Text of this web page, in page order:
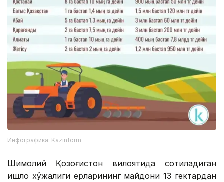
Инфографика: Kazinform
Шимолий Қозоғистон вилоятида сотиладиган
қишлоқ хўжалиги ерларининг майдони 13 гектардан